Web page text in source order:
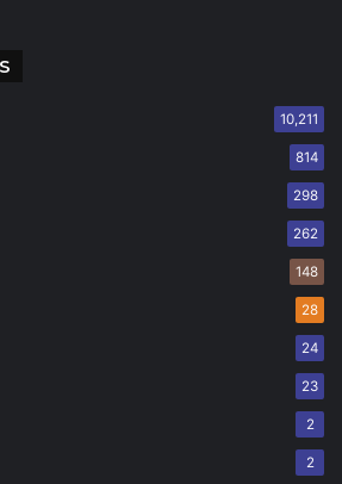
10,211
814
298
262
148
28
24
23
2
2